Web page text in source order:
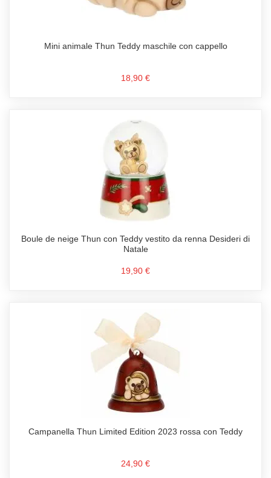
Mini animale Thun Teddy maschile con cappello
18,90 €
Boule de neige Thun con Teddy vestito da renna Desideri di
Natale
19,90 €
Campanella Thun Limited Edition 2023 rossa con Teddy
24,90 €